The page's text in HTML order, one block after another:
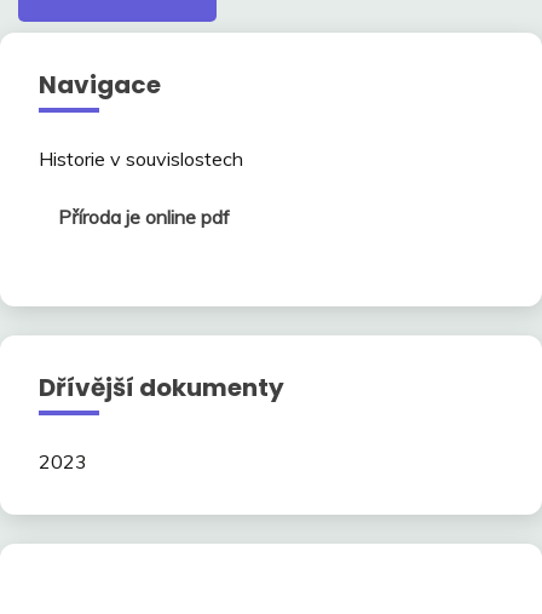
Navigace
Historie v souvislostech
Příroda je online pdf
Dřívější dokumenty
2023